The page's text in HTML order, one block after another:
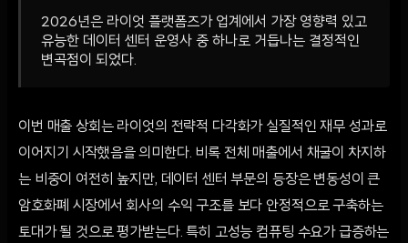
2026년은 라이엇 플랫폼즈가 업계에서 가장 영향력 있고
유능한 데이터 센터 운영사 중 하나로 거듭나는 결정적인
변곡점이 되었다.
이번 매출 상회는 라이엇의 전략적 다각화가 실질적인 재무 성과로
이어지기 시작했음을 의미한다. 비록 전체 매출에서 채굴이 차지하
는 비중이 여전히 높지만, 데이터 센터 부문의 등장은 변동성이 큰
암호화폐 시장에서 회사의 수익 구조를 보다 안정적으로 구축하는
토대가 될 것으로 평가받는다. 특히 고성능 컴퓨팅 수요가 급증하는